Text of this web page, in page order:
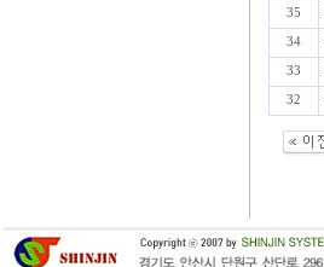
35
34
33
32